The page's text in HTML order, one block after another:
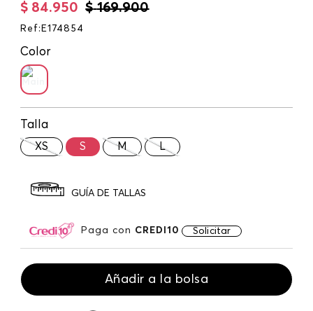
$ 169.900
$ 84.950
Ref : E174854
Color
Talla
XS S M L
GUÍA DE TALLAS
Paga con CREDI10 Solicitar
Añadir a la bolsa